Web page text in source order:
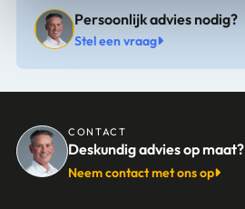
Persoonlijk advies nodig?
Stel een vraag
CONTACT
Deskundig advies op maat?
Neem contact met ons op